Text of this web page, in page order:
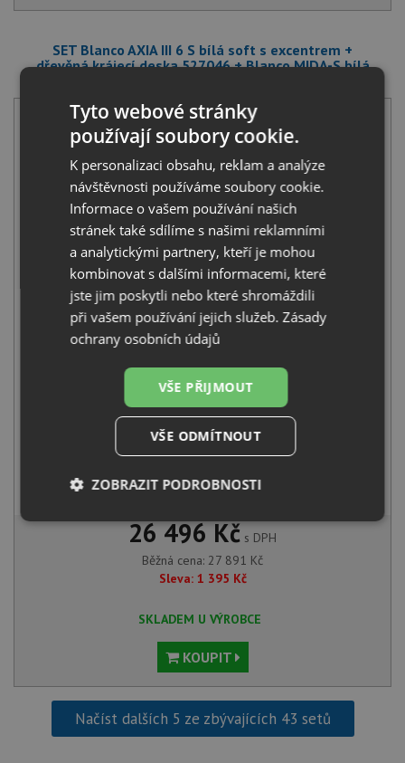
SET Blanco AXIA III 6 S bílá soft s excentrem +
dřevěná krájecí deska 527046 + Blanco MIDA-S bílá
Blanco AXIA III 6 S bílá soft s excentrem + dřevěná krájecí
deska 527046
22 950
Kč s DPH
+
4 941 Kčs DPH
26 496 Kč s DPH
Běžná cena: 27 891 Kč
Sleva: 1 395 Kč
SKLADEM U VÝROBCE
KOUPIT
Načíst dalších 5 ze zbývajících 43 setů
Tyto webové stránky
používají soubory cookie.
K personalizaci obsahu, reklam a analýze
návštěvnosti používáme soubory cookie.
Informace o vašem používání našich
stránek také sdílíme s našimi reklamními
a analytickými partnery, kteří je mohou
kombinovat s dalšími informacemi, které
jste jim poskytli nebo které shromáždili
při vašem používání jejich služeb.Zásady
ochrany osobních údajů
VŠE PŘIJMOUT
VŠE ODMÍTNOUT
ZOBRAZIT PODROBNOSTI
Nezbytně
nutné
Výkonové
soubory
Soubory
cílení
Funkční soubory
Nezařazené
soubory